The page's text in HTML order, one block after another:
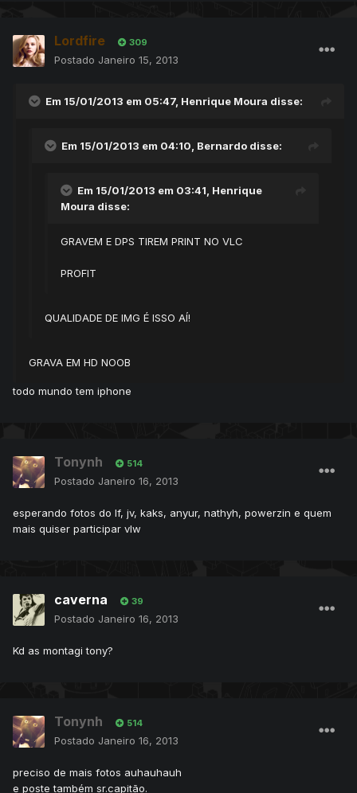
Lordfire 309
Postado Janeiro 15, 2013
Em 15/01/2013 em 05:47, Henrique Moura disse:
Em 15/01/2013 em 04:10, Bernardo disse:
Em 15/01/2013 em 03:41, Henrique
Moura disse:
GRAVEM E DPS TIREM PRINT NO VLC
PROFIT
QUALIDADE DE IMG É ISSO AÍ!
GRAVA EM HD NOOB
todo mundo tem iphone
Tonynh 514
Postado Janeiro 16, 2013
esperando fotos do lf, jv, kaks, anyur, nathyh, powerzin e quem
mais quiser participar vlw
caverna 39
Postado Janeiro 16, 2013
Kd as montagi tony?
Tonynh 514
Postado Janeiro 16, 2013
preciso de mais fotos auhauhauh
e poste também sr.capitão.